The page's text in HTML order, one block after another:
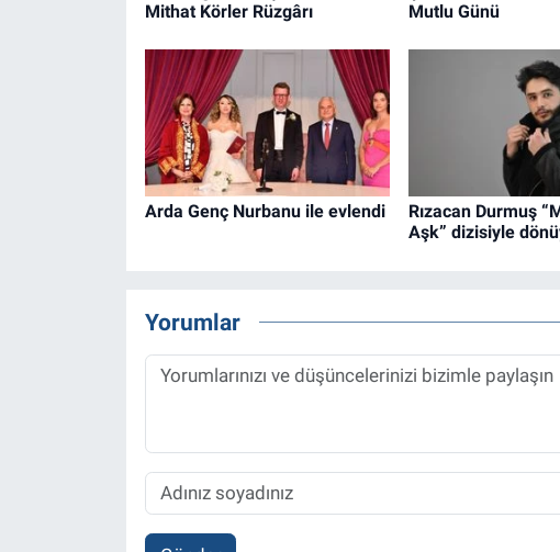
Mithat Körler Rüzgârı
Mutlu Günü
Arda Genç Nurbanu ile evlendi
Rızacan Durmuş
Aşk” dizisiyle
Yorumlar